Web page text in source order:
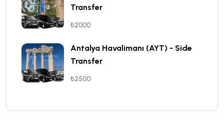
Transfer
₺2000
Antalya Havalimanı (AYT) - Side
Transfer
₺2500